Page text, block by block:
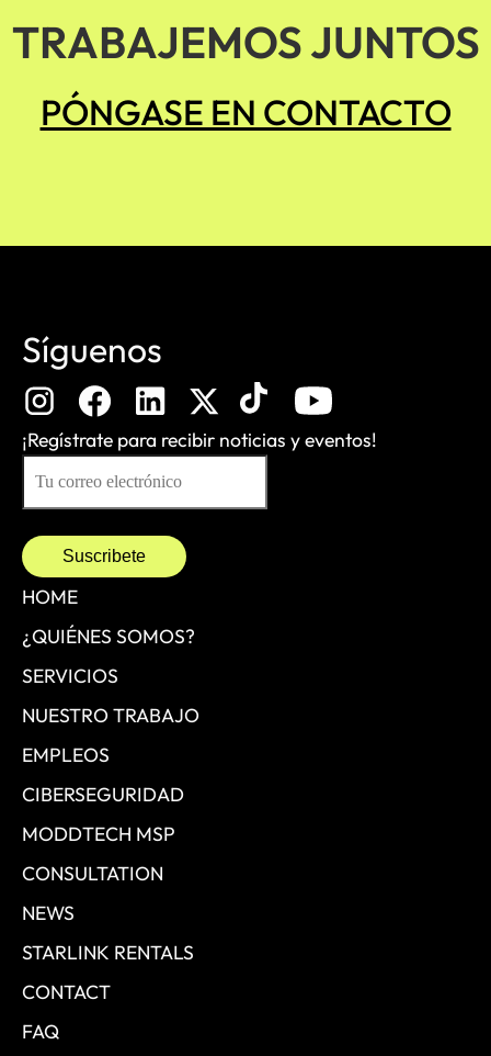
TRABAJEMOS JUNTOS
PÓNGASE EN CONTACTO
Síguenos
¡Regístrate para recibir noticias y eventos!
HOME
¿QUIÉNES SOMOS?
SERVICIOS
NUESTRO TRABAJO
EMPLEOS
CIBERSEGURIDAD
MODDTECH MSP
CONSULTATION
NEWS
STARLINK RENTALS
CONTACT
FAQ